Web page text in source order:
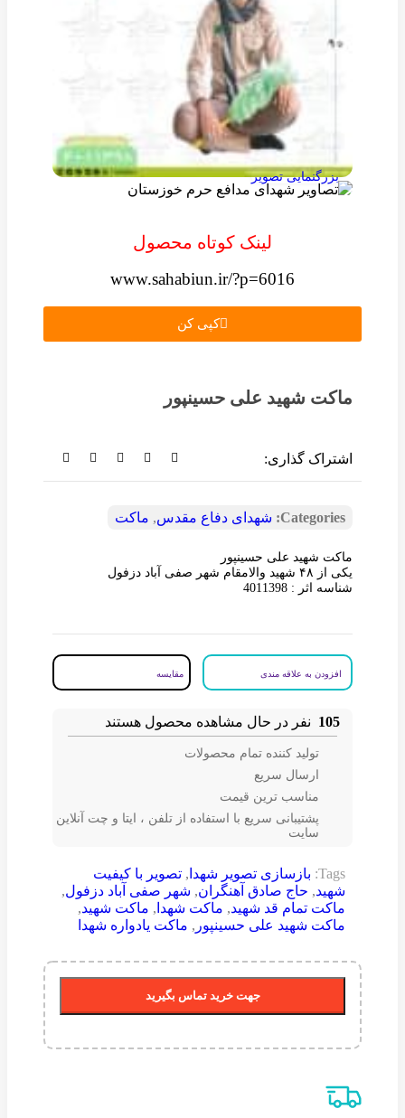
بزرگنمایی تصویر
لینک کوتاه محصول
www.sahabiun.ir/?p=6016
کپی کن
ماکت شهید علی حسینپور
اشتراک گذاری:
Categories: شهدای دفاع مقدس, ماکت
ماکت شهید علی حسینپور
یکی از ۴۸ شهید والامقام شهر صفی آباد دزفول
شناسه اثر : 4011398
افزودن به علاقه مندی مقایسه
105 نفر در حال مشاهده محصول هستند
تولید کننده تمام محصولات
ارسال سریع
مناسب ترین قیمت
پشتیبانی سریع با استفاده از تلفن ، ایتا و چت آنلاین
سایت
Tags: بازسازی تصویر شهدا , تصویر با کیفیت
شهید, حاج صادق آهنگران, شهر صفی آباد دزفول,
ماکت تمام قد شهید, ماکت شهدا , ماکت شهید,
ماکت شهید علی حسینپور , ماکت یادواره شهدا
جهت خرید تماس بگیرید